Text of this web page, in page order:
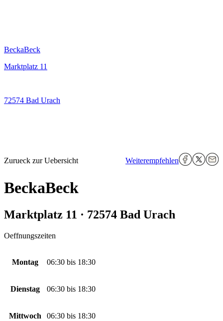
BeckaBeck
Marktplatz 11
72574 Bad Urach
Zurueck zur Uebersicht Weiterempfehlen
BeckaBeck
Marktplatz 11 · 72574 Bad Urach
Oeffnungszeiten
Montag 06:30 bis 18:30
Dienstag 06:30 bis 18:30
Mittwoch 06:30 bis 18:30